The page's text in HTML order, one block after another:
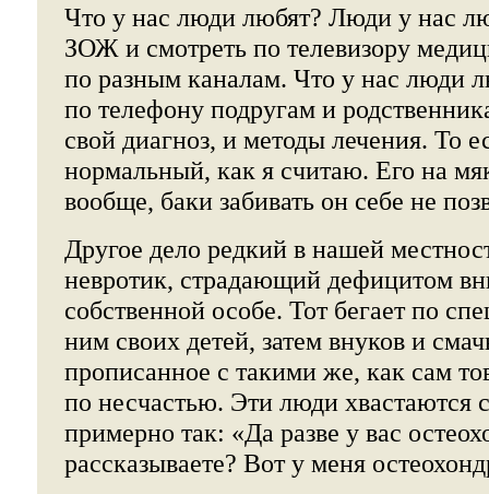
Что у нас люди любят? Люди у нас
ЗОЖ и смотреть по телевизору
по разным каналам. Что у нас люди
по телефону подругам и
свой диагноз, и методы лечения. То
нормальный, как я считаю. Его на
вообще, баки забивать он себе не
Другое дело редкий в нашей
невротик, страдающий дефицитом
собственной особе. Тот бегает по
ним своих детей, затем внуков и
прописанное с такими же, как сам
по несчастью. Эти люди хвастаются
примерно так: «Да разве у вас
рассказываете? Вот у меня